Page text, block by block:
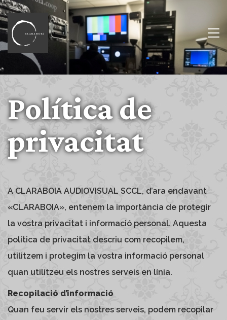
Política de
privacitat
A CLARABOIA AUDIOVISUAL SCCL, d’ara endavant
«CLARABOIA», entenem la importància de protegir
la vostra privacitat i informació personal. Aquesta
política de privacitat descriu com recopilem,
utilitzem i protegim la vostra informació personal
quan utilitzeu els nostres serveis en línia.
Recopilació d’informació
Quan feu servir els nostres serveis, podem recopilar